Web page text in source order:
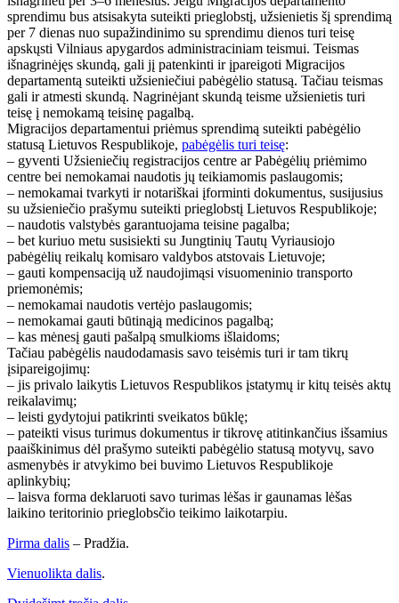
sprendimu bus atsisakyta suteikti prieglobstį, užsienietis šį sprendimą
per 7 dienas nuo supažindinimo su sprendimu dienos turi teisę
apskųsti Vilniaus apygardos administraciniam teismui. Teismas
išnagrinėjęs skundą, gali jį patenkinti ir įpareigoti Migracijos
departamentą suteikti užsieniečiui pabėgėlio statusą. Tačiau teismas
gali ir atmesti skundą. Nagrinėjant skundą teisme užsienietis turi
teisę į nemokamą teisinę pagalbą.
Migracijos departamentui priėmus sprendimą suteikti pabėgėlio
statusą Lietuvos Respublikoje, pabėgėlis turi teisę:
– gyventi Užsieniečių registracijos centre ar Pabėgėlių priėmimo
centre bei nemokamai naudotis jų teikiamomis paslaugomis;
– nemokamai tvarkyti ir notariškai įforminti dokumentus, susijusius
su užsieniečio prašymu suteikti prieglobstį Lietuvos Respublikoje;
– naudotis valstybės garantuojama teisine pagalba;
– bet kuriuo metu susisiekti su Jungtinių Tautų Vyriausiojo
pabėgėlių reikalų komisaro valdybos atstovais Lietuvoje;
– gauti kompensaciją už naudojimąsi visuomeninio transporto
priemonėmis;
– nemokamai naudotis vertėjo paslaugomis;
– nemokamai gauti būtinąją medicinos pagalbą;
– kas mėnesį gauti pašalpą smulkioms išlaidoms;
Tačiau pabėgėlis naudodamasis savo teisėmis turi ir tam tikrų
įsipareigojimų:
– jis privalo laikytis Lietuvos Respublikos įstatymų ir kitų teisės aktų
reikalavimų;
– leisti gydytojui patikrinti sveikatos būklę;
– pateikti visus turimus dokumentus ir tikrovę atitinkančius išsamius
paaiškinimus dėl prašymo suteikti pabėgėlio statusą motyvų, savo
asmenybės ir atvykimo bei buvimo Lietuvos Respublikoje
aplinkybių;
– laisva forma deklaruoti savo turimas lėšas ir gaunamas lėšas
laikino teritorinio prieglobsčio teikimo laikotarpiu.
Pirma dalis – Pradžia.
Vienuolikta dalis.